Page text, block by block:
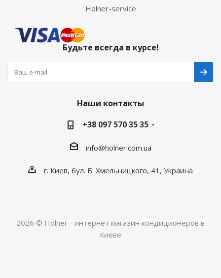
Holner-service
Будьте всегда в курсе!
Наши контакты
+38 097 570 35 35
info@holner.com.ua
г. Киев, бул. Б. Хмельницкого, 41, Украина
2026 © Holner - интернет магазин кондиционеров в
Киеве